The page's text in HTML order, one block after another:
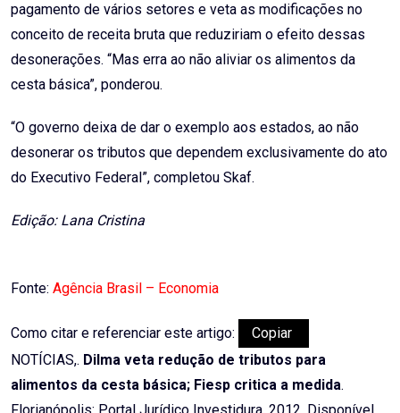
pagamento de vários setores e veta as modificações no
conceito de receita bruta que reduziriam o efeito dessas
desonerações. “Mas erra ao não aliviar os alimentos da
cesta básica”, ponderou.
“O governo deixa de dar o exemplo aos estados, ao não
desonerar os tributos que dependem exclusivamente do ato
do Executivo Federal”, completou Skaf.
Edição: Lana Cristina
Fonte: Agência Brasil – Economia
Como citar e referenciar este artigo:
Copiar
NOTÍCIAS,. Dilma veta redução de tributos para
alimentos da cesta básica; Fiesp critica a medida.